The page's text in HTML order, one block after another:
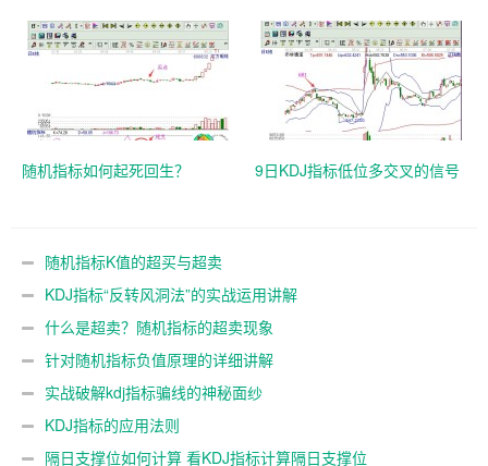
随机指标如何起死回生？ 9日KDJ指标低位多交叉的信号
随机指标K值的超买与超卖
KDJ指标“反转风洞法”的实战运用讲解
什么是超卖？随机指标的超卖现象
针对随机指标负值原理的详细讲解
实战破解kdj指标骗线的神秘面纱
KDJ指标的应用法则
隔日支撑位如何计算 看KDJ指标计算隔日支撑位